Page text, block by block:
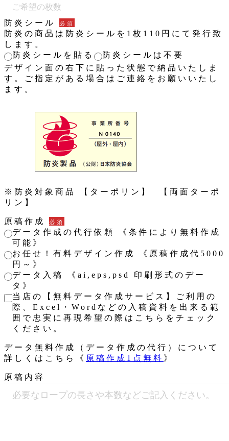
防炎シール 必須
防炎の商品は防炎シールを1枚110円にて発行致
します。
防炎シールを貼る
防炎シールは不要
デザイン面の右下に貼った状態で納品いたしま
す。ご指定がある場合はご連絡をお願いいたし
ます。
※防炎対象商品 【ターポリン】 【両面ターポ
リン】
原稿作成 必須
データ作成の代行依頼 《条件により無料作成
可能》
お任せ！有料デザイン作成 《原稿作成代5000
円～》
データ入稿 《ai,eps,psd 印刷形式のデー
タ》
当店の【無料データ作成サービス】ご利用の
際、Excel・Wordなどの入稿資料を出来る範
囲で忠実に再現希望の際はこちらをチェック
ください。
データ無料作成（データ作成の代行）について
詳しくはこちら《 原稿作成1点無料 》
原稿内容